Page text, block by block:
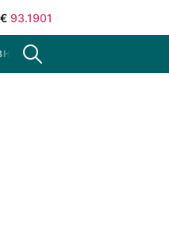
€ 93.1901
НОВОСТИ